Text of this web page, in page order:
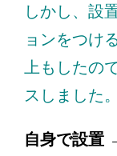
しかし、設
ョンをつけ
上もしたの
スしました。
自身で設置